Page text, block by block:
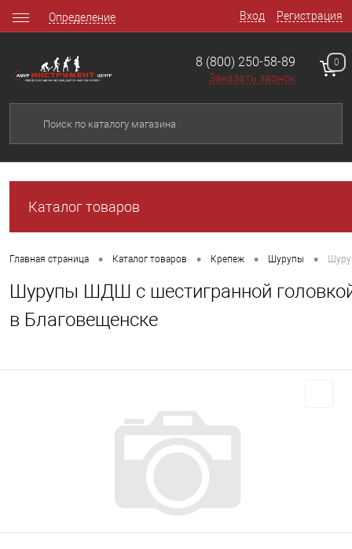
Вход Регистрация
Определение
8 (800) 250-58-89
Заказать звонок
0
Каталог товаров
Главная страница • Каталог товаров • Крепеж • Шурупы •
Шурупы ШДШ с шестигранной
в Благовещенске